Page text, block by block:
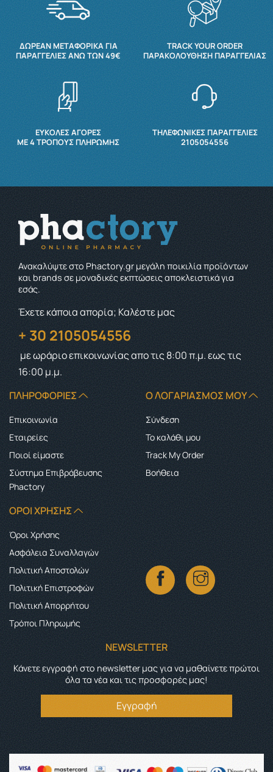
ΔΩΡΕΆΝ ΜΕΤΑΦΟΡΙΚΆ ΓΙΑ
ΠΑΡΑΓΓΕΛΊΕΣ ΆΝΩ ΤΩΝ 49€
TRACK YOUR ORDER
ΠΑΡΑΚΟΛΟΎΘΗΣΗ ΠΑΡΑΓΓΕΛΊΑΣ
ΕΥΚΟΛΕΣ ΑΓΟΡΕΣ
ΜΕ 4 ΤΡΌΠΟΥΣ ΠΛΗΡΩΜΉΣ
ΤΗΛΕΦΩΝΙΚΕΣ ΠΑΡΑΓΓΕΛΙΕΣ
2105054556
Ανακαλύψτε στο Phactory.gr μεγάλη ποικιλία προϊόντων
και brands σε μοναδικές εκπτώσεις αποκλειστικά για
εσάς.
Έχετε κάποια απορία; Καλέστε μας
+ 30 2105054556
με ωράριο επικοινωνίαςαπο τις 8:00 π.μ. εως τις
16:00 μ.μ.
ΠΛΗΡΟΦΟΡΊΕΣ
Επικοινωνία
Εταιρείες
Ποιοί είμαστε
Σύστημα Επιβράβευσης
Phactory
Ο ΛΟΓΑΡΙΑΣΜΌΣ ΜΟΥ
Σύνδεση
Το καλάθι μου
Track My Order
Boήθεια
ΌΡΟΙ ΧΡΉΣΗΣ
Όροι Χρήσης
Ασφάλεια Συναλλαγών
Πολιτική Αποστολών
Πολιτική Επιστροφών
Πολιτική Απορρήτου
Τρόποι Πληρωμής
NEWSLETTER
Κάνετε εγγραφή στο newsletter μας για να μαθαίνετε πρώτοι
όλα τα νέα και τις προσφορές μας!
Εγγραφή